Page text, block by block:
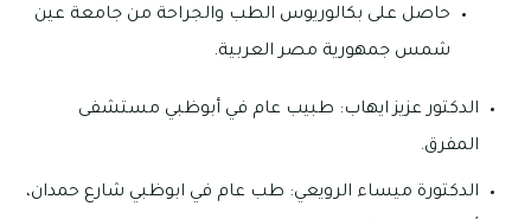
حاصل على بكالوريوس الطب والجراحة من جامعة عين
شمس جمهورية مصر العربية.
الدكتور عزيز ايهاب: طبيب عام في أبوظبي مستشفى
المفرق.
الدكتورة ميساء الرويعي: طب عام في ابوظبي شارع حمدان،